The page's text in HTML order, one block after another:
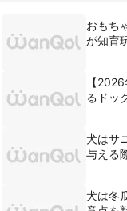
おもち
が知育
【
るドッ
犬はサ
与える
犬は冬